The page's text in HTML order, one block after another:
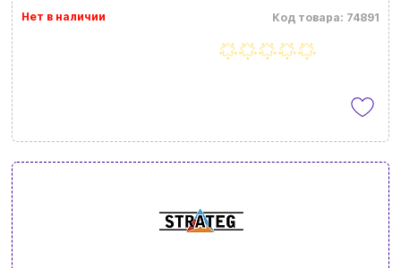
Код товара: 74891
Нет в наличии